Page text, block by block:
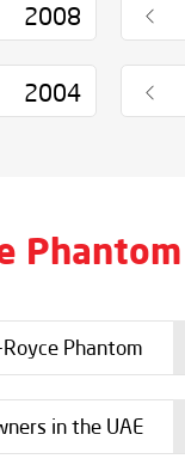
2008
2004
Phantom?
in the UAE?